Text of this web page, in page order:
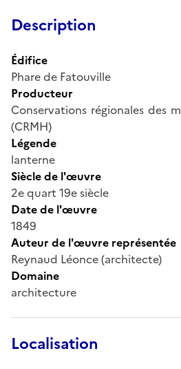
Description
Édifice
Phare de Fatouville
Producteur
Conservations régionales des
(CRMH)
Légende
lanterne
Siècle de l'œuvre
2e quart 19e siècle
Date de l'œuvre
1849
Auteur de l'œuvre représentée
Reynaud Léonce (architecte)
Domaine
architecture
Localisation